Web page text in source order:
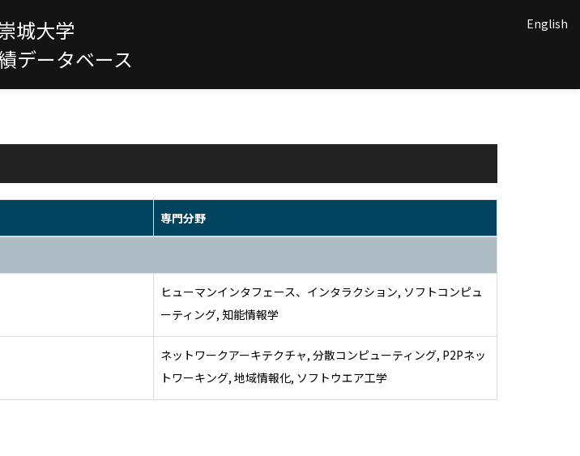
城大学
データベース
English
専門分野
ヒューマンインタフェース、インタラクション, ソフトコンピュ
ーティング, 知能情報学
ネットワークアーキテクチャ, 分散コンピューティング, P2Pネッ
トワーキング, 地域情報化, ソフトウエア工学